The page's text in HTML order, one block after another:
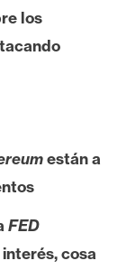
los
están a
FED
cosa